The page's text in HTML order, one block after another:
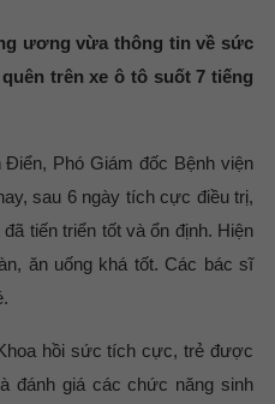
ương vừa thông tin về sức
trên xe ô tô suốt 7 tiếng
Điển, Phó Giám đốc Bệnh viện
sau 6 ngày tích cực điều trị,
tiến triển tốt và ổn định. Hiện
ăn uống khá tốt. Các bác sĩ
hồi sức tích cực, trẻ được
đánh giá các chức năng sinh